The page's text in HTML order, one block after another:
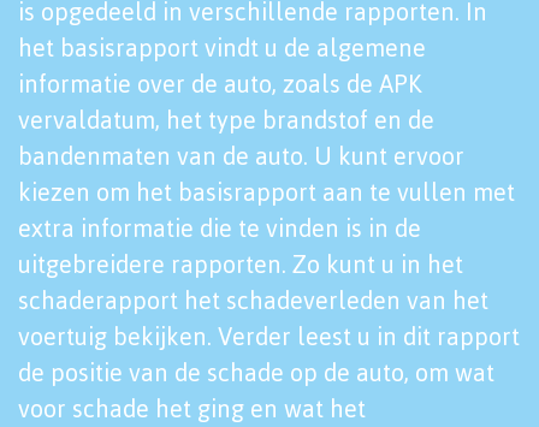
is opgedeeld in verschillende rapporten. In
het basisrapport vindt u de algemene
informatie over de auto, zoals de APK
vervaldatum, het type brandstof en de
bandenmaten van de auto. U kunt ervoor
kiezen om het basisrapport aan te vullen met
extra informatie die te vinden is in de
uitgebreidere rapporten. Zo kunt u in het
schaderapport het schadeverleden van het
voertuig bekijken. Verder leest u in dit rapport
de positie van de schade op de auto, om wat
voor schade het ging en wat het